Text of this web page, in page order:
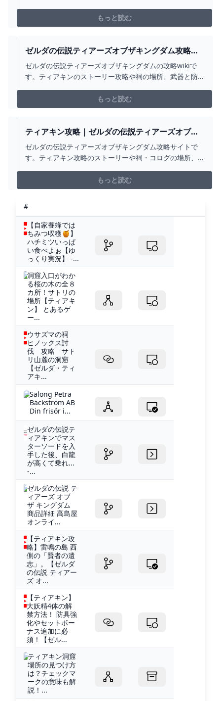
もっと読む
ゼルダの伝説ティアーズオブザキングダム攻略｜
ティアキン - アルテマ
ゼルダの伝説ティアーズオブザキングダムの攻略wikiで
す。ティアキンのストーリー攻略や祠の場所、武器と防
もっと読む
ティアキン攻略｜ゼルダの伝説ティアーズオブザ
キングダム - ゲームウィズ
ゼルダの伝説ティアーズオブザキングダム攻略サイトで
す。ティアキン攻略のストーリーや祠・コログの場所、
ィアーズオブザキングダムの攻略情報をぜひご活用下さ
い。
もっと読む
#
【自家養蜂では
ちみつ収穫🍯】
ハチミツいっぱ
い食べよぉ【ゆ
っくり実況】 -...
洞窟入口がわか
る桜の木の全８
カ所！サトリの
場所【ティアキ
ン】 とあるゲ
ー...
ウサズマの祠
ヒノックス討
伐 攻略 サト
リ山麓の洞窟
【ゼルダ・ティ
アキ...
Salong Petra
Bäckström AB
Din frisör i...
ゼルダの伝説テ
ィアキンでマス
ターソードを入
手した後、白龍
が高くて乗れ...
-...
ゼルダの伝説 テ
ィアーズ オブ
ザ キングダム
商品詳細 高島屋
オンライ...
【ティアキン攻
略】雷鳴の島 西
側の「賢者の遺
志」。【ゼルダ
の伝説 ティアー
ズ オ...
【ティアキン】
大妖精4体の解
禁方法！ 防具強
化やセットボー
ナス追加に必
須！【ゼル...
ティアキン洞窟
場所の見つけ方
は？チェックマ
ークの意味も解
説！...